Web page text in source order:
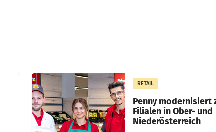
RETAIL
Penny modernisiert
Filialen in Ober- und
Niederösterreich